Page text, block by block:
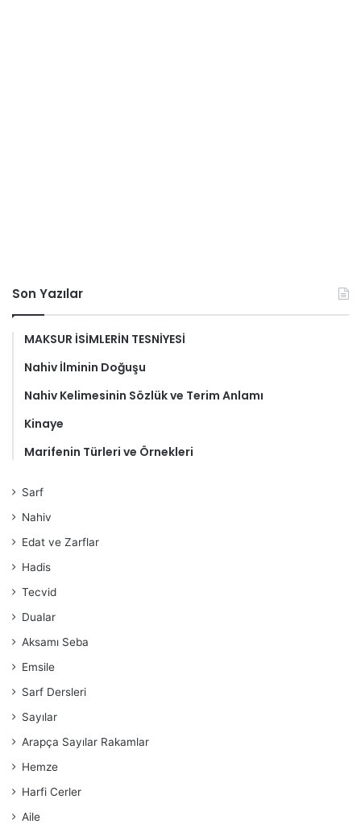
Son Yazılar
MAKSUR İSİMLERİN TESNİYESİ
Nahiv İlminin Doğuşu
Nahiv Kelimesinin Sözlük ve Terim Anlamı
Kinaye
Marifenin Türleri ve Örnekleri
Sarf
Nahiv
Edat ve Zarflar
Hadis
Tecvid
Dualar
Aksamı Seba
Emsile
Sarf Dersleri
Sayılar
Arapça Sayılar Rakamlar
Hemze
Harfi Cerler
Aile